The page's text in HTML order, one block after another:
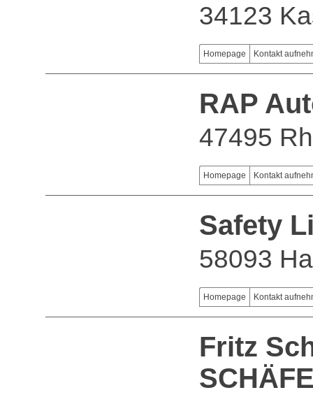
34123
Homepage Kontakt
RAP
47495
Homepage Kontakt
Safety
58093
Homepage Kontakt
Fritz